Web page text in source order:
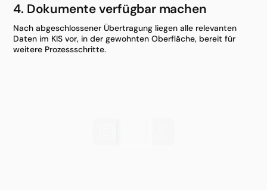
4. Dokumente verfügbar machen
Nach abgeschlossener Übertragung liegen alle relevanten
Daten im KIS vor, in der gewohnten Oberfläche, bereit für
weitere Prozessschritte.